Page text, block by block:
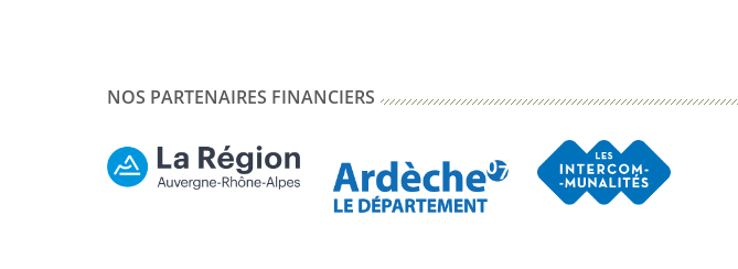
NOS PARTENAIRES FINANCIERS